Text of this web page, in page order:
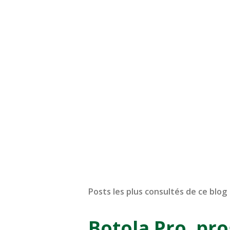
Posts les plus consultés de ce blog